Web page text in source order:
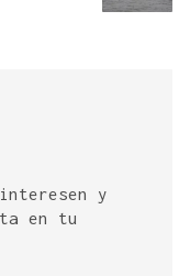
y
en tu